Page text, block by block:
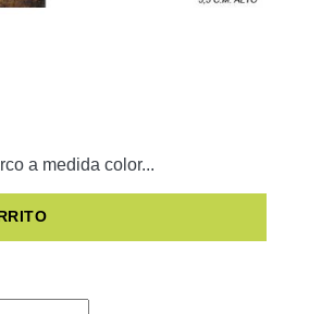
a medida color...